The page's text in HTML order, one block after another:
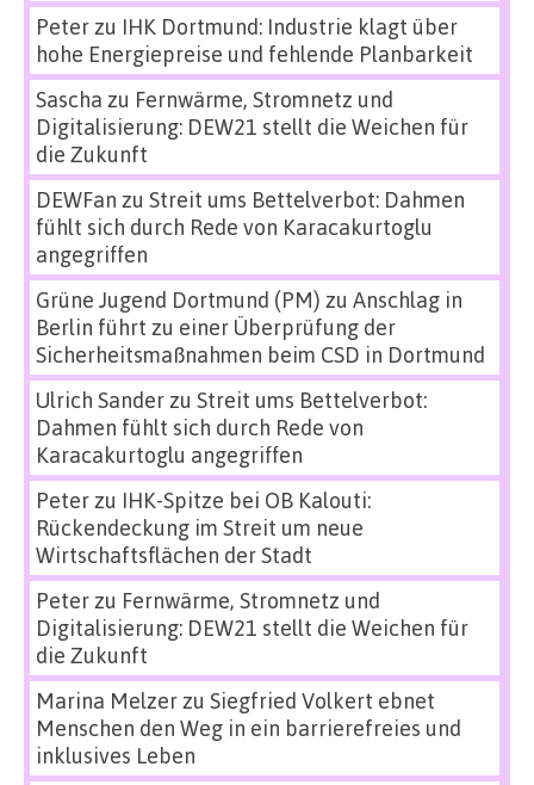
Peterzu IHK Dortmund: Industrie klagt über
hohe Energiepreise und fehlende Planbarkeit
Sascha zu Fernwärme, Stromnetz und
Digitalisierung: DEW21 stellt die Weichen für
die Zukunft
DEWFan zu Streit ums Bettelverbot: Dahmen
fühlt sich durch Rede von Karacakurtoglu
angegriffen
Grüne Jugend Dortmund (PM) zu Anschlag in
Berlin führt zu einer Überprüfung der
Sicherheitsmaßnahmen beim CSD in Dortmund
Ulrich Sanderzu Streit ums Bettelverbot:
Dahmen fühlt sich durch Rede von
Karacakurtoglu angegriffen
Peterzu IHK-Spitze bei OB Kalouti:
Rückendeckung im Streit um neue
Wirtschaftsflächen der Stadt
Peterzu Fernwärme, Stromnetz und
Digitalisierung: DEW21 stellt die Weichen für
die Zukunft
Marina Melzerzu Siegfried Volkert ebnet
Menschen den Weg in ein barrierefreies und
inklusives Leben